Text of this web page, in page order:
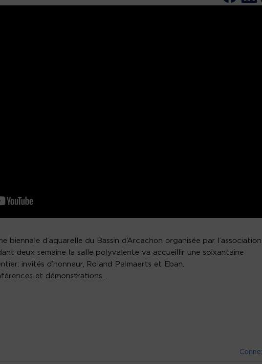
biennale d’aquarelle du Bassin d’Arcachon organisée par l’association
deux semaine la salle polyvalente va accueillir une soixantaine
invités d’honneur, Roland Palmaerts et Eban.
et démonstrations…